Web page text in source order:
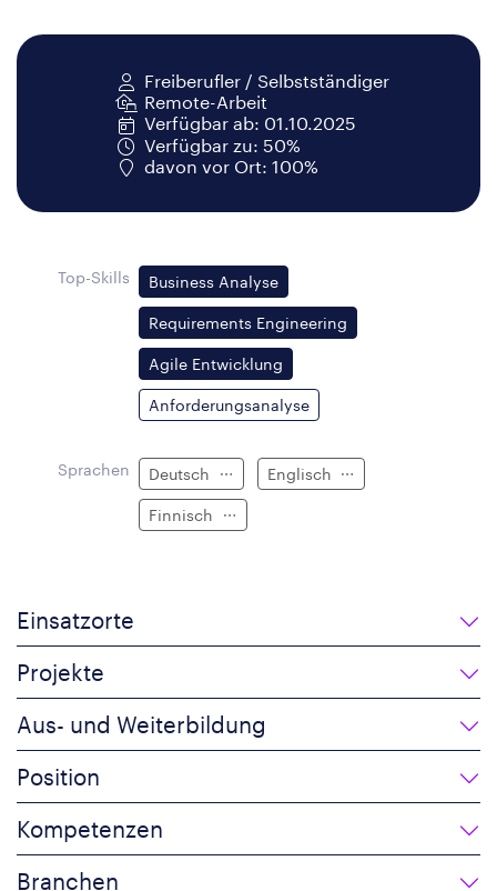
Freiberufler / Selbstständiger
Remote-Arbeit
Verfügbar ab: 01.10.2025
Verfügbar zu: 50%
davon vor Ort: 100%
Top-Skills Business Analyse
Requirements Engineering
Agile Entwicklung
Anforderungsanalyse
Sprachen Deutsch Englisch
Finnisch
Einsatzorte
Projekte
Aus- und Weiterbildung
Position
Kompetenzen
Branchen